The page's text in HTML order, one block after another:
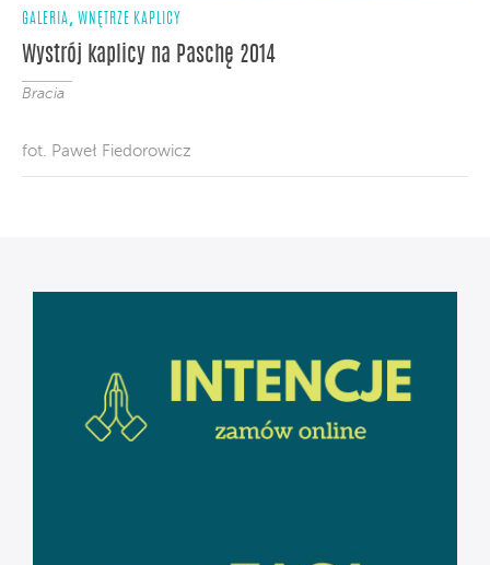
GALERIA, WNĘTRZE KAPLICY
Wystrój kaplicy na Paschę 2014
Bracia
fot. Paweł Fiedorowicz